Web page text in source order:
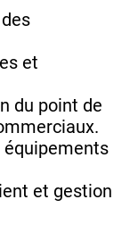
et
du point de
équipements
et gestion